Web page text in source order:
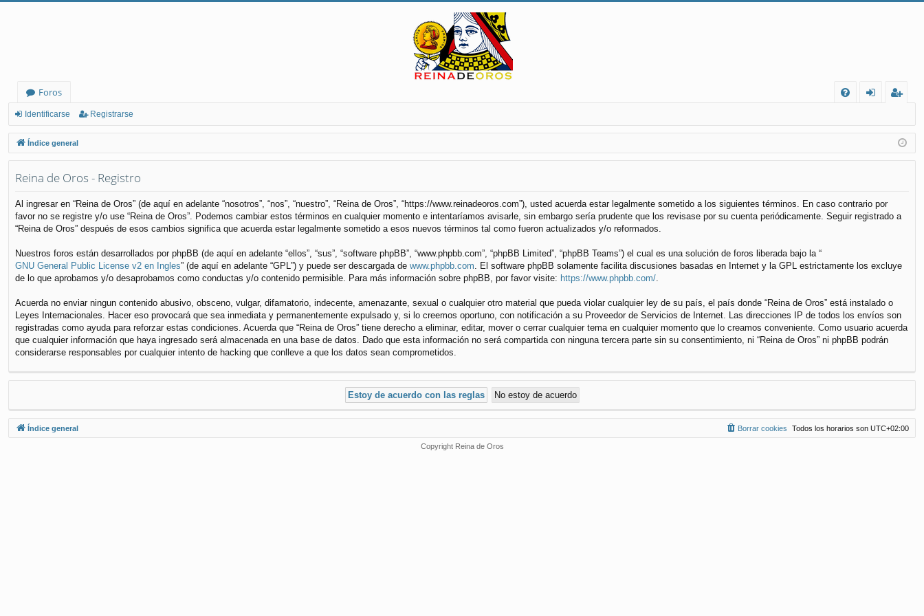
Foros
Q
nt
ifi
e
ist
ra
Identificarse Registrarse
Índice general
Reina de Oros - Registro
Al ingresar en “Reina de Oros” (de aquí en adelante “nosotros”, “nos”, “nuestro”, “Reina de Oros”, “https://www.reinadeoros.com”), usted acuerda estar legalmente sometido a los siguientes términos. En caso contrario por
favor no se registre y/o use “Reina de Oros”. Podemos cambiar estos términos en cualquier momento e intentaríamos avisarle, sin embargo sería prudente que los revisase por su cuenta periódicamente. Seguir registrado a
“Reina de Oros” después de esos cambios significa que acuerda estar legalmente sometido a esos nuevos términos tal como fueron actualizados y/o reformados.
Nuestros foros están desarrollados por phpBB (de aquí en adelante “ellos”, “sus”, “software phpBB”, “www.phpbb.com”, “phpBB Limited”, “phpBB Teams”) el cual es una solución de foros liberada bajo la “
GNU General Public License v2 en Ingles” (de aquí en adelante “GPL”) y puede ser descargada de www.phpbb.com . El software phpBB solamente facilita discusiones basadas en Internet y la GPL estrictamente los excluye
de lo que aprobamos y/o desaprobamos como conductas y/o contenido permisible. Para más información sobre phpBB, por favor visite: https://www.phpbb.com/
Acuerda no enviar ningun contenido abusivo, obsceno, vulgar, difamatorio, indecente, amenazante, sexual o cualquier otro material que pueda violar cualquier ley de su país, el país donde “Reina de Oros” está instalado o
Leyes Internacionales. Hacer eso provocará que sea inmediata y permanentemente expulsado y, si lo creemos oportuno, con notificación a su Proveedor de Servicios de Internet. Las direcciones IP de todos los envíos son
registradas como ayuda para reforzar estas condiciones. Acuerda que “Reina de Oros” tiene derecho a eliminar, editar, mover o cerrar cualquier tema en cualquier momento que lo creamos conveniente. Como usuario acuerda
que cualquier información que haya ingresado será almacenada en una base de datos. Dado que esta información no será compartida con ninguna tercera parte sin su consentimiento, ni “Reina de Oros” ni phpBB podrán
considerarse responsables por cualquier intento de hacking que conlleve a que los datos sean comprometidos.
Índice general Todos los horarios son UTC+02:00
Borrar cookies
Copyright Reina de Oros